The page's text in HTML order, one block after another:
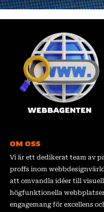
OM OSS
Vi är ett dedikerat team av
proffs inom
att omvandla idéer till
högfunktionella
engagemang för excellens